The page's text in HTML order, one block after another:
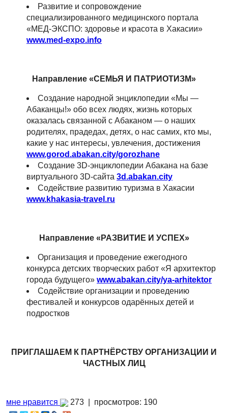
Развитие и сопровождение
специализированного медицинского портала
«МЕД-ЭКСПО: здоровье и красота в Хакасии»
www.med-expo.info
Направление «СЕМЬЯ И ПАТРИОТИЗМ»
Создание народной энциклопедии «Мы —
Абаканцы!» обо всех людях, жизнь которых
оказалась связанной с Абаканом — о наших
родителях, прадедах, детях, о нас самих, кто мы,
какие у нас интересы, увлечения, достижения
www.gorod.abakan.city/gorozhane
Создание 3D-энциклопедии Абакана на базе
виртуального 3D-сайта 3d.abakan.city
Содействие развитию туризма в Хакасии
www.khakasia-travel.ru
Направление «РАЗВИТИЕ И УСПЕХ»
Организация и проведение ежегодного
конкурса детских творческих работ «Я архитектор
города будущего» www.abakan.city/ya-arhitektor
Содействие организации и проведению
фестивалей и конкурсов одарённых детей и
подростков
ПРИГЛАШАЕМ К ПАРТНЁРСТВУ ОРГАНИЗАЦИИ И
ЧАСТНЫХ ЛИЦ
мне нравится 273 | просмотров: 190